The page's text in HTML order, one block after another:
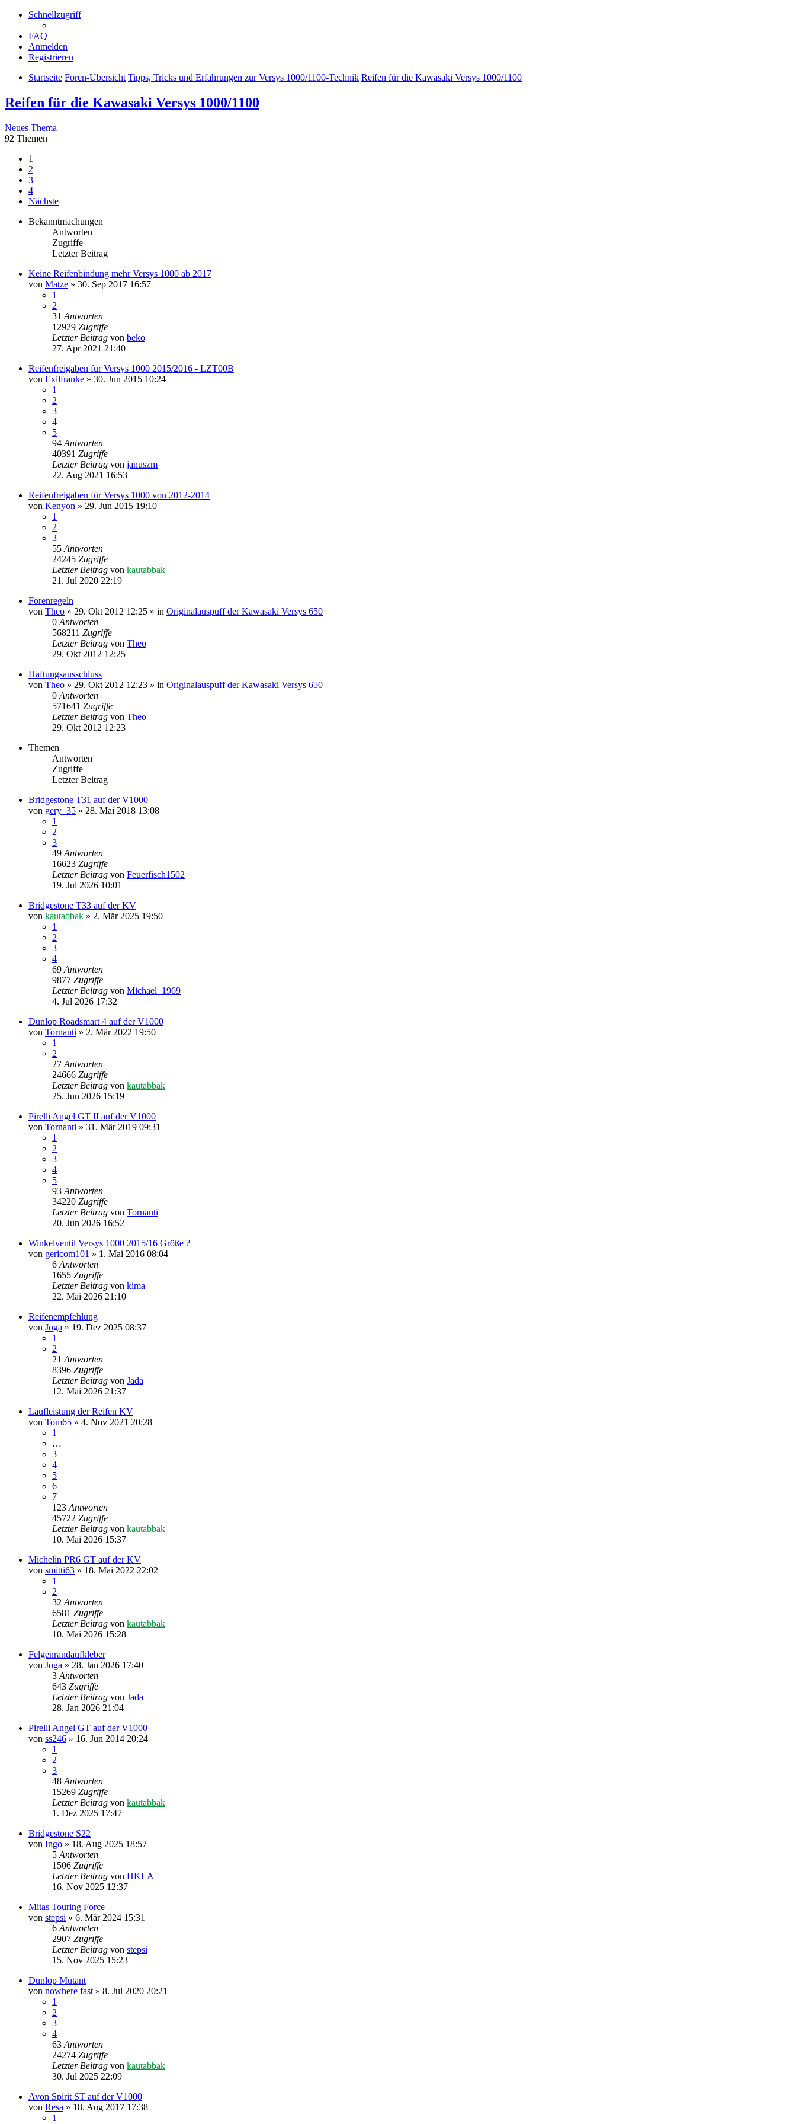
Schnellzugriff
FAQ
Anmelden
Registrieren
Startseite Foren-Übersicht Tipps, Tricks und Erfahrungen zur Versys 1000/1100-Technik Reifen für die Kawasaki Versys 1000/1100
Reifen für die Kawasaki Versys 1000/1100
Neues Thema
92 Themen
1
2
3
4
Nächste
Bekanntmachungen
Antworten
Zugriffe
Letzter Beitrag
Keine Reifenbindung mehr Versys 1000 ab 2017
von Matze » 30. Sep 2017 16:57
1
2
31 Antworten
12929 Zugriffe
Letzter Beitrag von beko
27. Apr 2021 21:40
Reifenfreigaben für Versys 1000 2015/2016 - LZT00B
von Exilfranke » 30. Jun 2015 10:24
1
2
3
4
5
94 Antworten
40391 Zugriffe
Letzter Beitrag von januszm
22. Aug 2021 16:53
Reifenfreigaben für Versys 1000 von 2012-2014
von Kenyon » 29. Jun 2015 19:10
1
2
3
55 Antworten
24245 Zugriffe
Letzter Beitrag von kautabbak
21. Jul 2020 22:19
Forenregeln
von Theo » 29. Okt 2012 12:25 » in Originalauspuff der Kawasaki Versys 650
0 Antworten
568211 Zugriffe
Letzter Beitrag von Theo
29. Okt 2012 12:25
Haftungsausschluss
von Theo » 29. Okt 2012 12:23 » in Originalauspuff der Kawasaki Versys 650
0 Antworten
571641 Zugriffe
Letzter Beitrag von Theo
29. Okt 2012 12:23
Themen
Antworten
Zugriffe
Letzter Beitrag
Bridgestone T31 auf der V1000
von gery_35 » 28. Mai 2018 13:08
1
2
3
49 Antworten
16623 Zugriffe
Letzter Beitrag von Feuerfisch1502
19. Jul 2026 10:01
Bridgestone T33 auf der KV
von kautabbak » 2. Mär 2025 19:50
1
2
3
4
69 Antworten
9877 Zugriffe
Letzter Beitrag von Michael_1969
4. Jul 2026 17:32
Dunlop Roadsmart 4 auf der V1000
von Tornanti » 2. Mär 2022 19:50
1
2
27 Antworten
24666 Zugriffe
Letzter Beitrag von kautabbak
25. Jun 2026 15:19
Pirelli Angel GT II auf der V1000
von Tornanti » 31. Mär 2019 09:31
1
2
3
4
5
93 Antworten
34220 Zugriffe
Letzter Beitrag von Tornanti
20. Jun 2026 16:52
Winkelventil Versys 1000 2015/16 Größe ?
von gericom101 » 1. Mai 2016 08:04
6 Antworten
1655 Zugriffe
Letzter Beitrag von kima
22. Mai 2026 21:10
Reifenempfehlung
von Joga » 19. Dez 2025 08:37
1
2
21 Antworten
8396 Zugriffe
Letzter Beitrag von Jada
12. Mai 2026 21:37
Laufleistung der Reifen KV
von Tom65 » 4. Nov 2021 20:28
1
…
3
4
5
6
7
123 Antworten
45722 Zugriffe
Letzter Beitrag von kautabbak
10. Mai 2026 15:37
Michelin PR6 GT auf der KV
von smitti63 » 18. Mai 2022 22:02
1
2
32 Antworten
6581 Zugriffe
Letzter Beitrag von kautabbak
10. Mai 2026 15:28
Felgenrandaufkleber
von Joga » 28. Jan 2026 17:40
3 Antworten
643 Zugriffe
Letzter Beitrag von Jada
28. Jan 2026 21:04
Pirelli Angel GT auf der V1000
von ss246 » 16. Jun 2014 20:24
1
2
3
48 Antworten
15269 Zugriffe
Letzter Beitrag von kautabbak
1. Dez 2025 17:47
Bridgestone S22
von Ingo » 18. Aug 2025 18:57
5 Antworten
1506 Zugriffe
Letzter Beitrag von HKLA
16. Nov 2025 12:37
Mitas Touring Force
von stepsi » 6. Mär 2024 15:31
6 Antworten
2907 Zugriffe
Letzter Beitrag von stepsi
15. Nov 2025 15:23
Dunlop Mutant
von nowhere fast » 8. Jul 2020 20:21
1
2
3
4
63 Antworten
24274 Zugriffe
Letzter Beitrag von kautabbak
30. Jul 2025 22:09
Avon Spirit ST auf der V1000
von Resa » 18. Aug 2017 17:38
1